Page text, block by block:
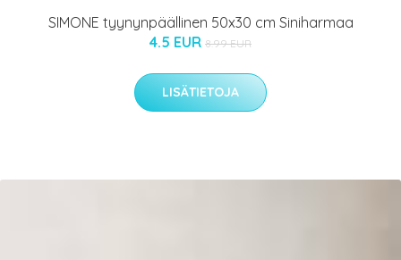
SIMONE tyynynpäällinen 50x30 cm Siniharmaa
4.5 EUR 8.99 EUR
LISÄTIETOJA